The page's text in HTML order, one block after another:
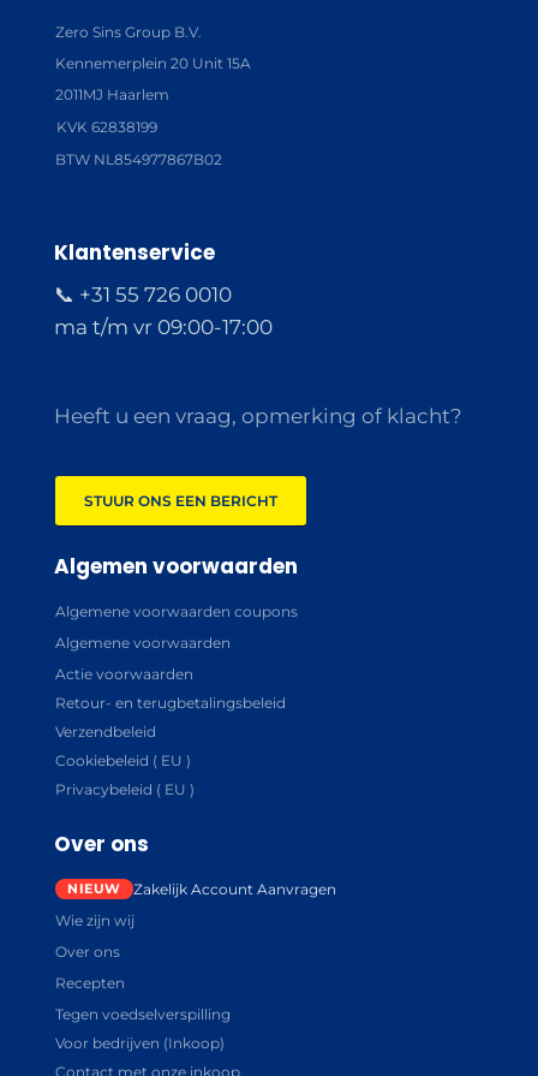
Zero Sins Group B.V.
Kennemerplein 20 Unit 15A
2011MJ Haarlem
KVK 62838199
BTW NL854977867B02
Klantenservice
📞 +31 55 726 0010
ma t/m vr 09:00-17:00
Heeft u een vraag, opmerking of klacht?
STUUR ONS EEN BERICHT
Algemen voorwaarden
Algemene voorwaarden coupons
Algemene voorwaarden
Actie voorwaarden
Retour- en terugbetalingsbeleid
Verzendbeleid
Cookiebeleid ( EU )
Privacybeleid ( EU )
Over ons
Zakelijk Account Aanvragen
Wie zijn wij
Over ons
Recepten
Tegen voedselverspilling
Voor bedrijven (Inkoop)
Contact met onze inkoop